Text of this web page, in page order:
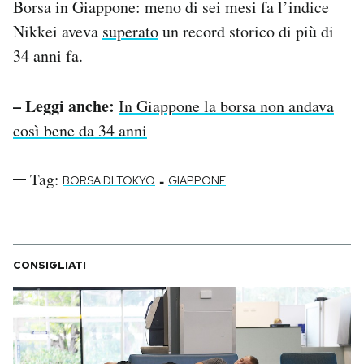
Borsa in Giappone: meno di sei mesi fa l’indice
Nikkei aveva superatoun record storico di più di
34 anni fa.
– Leggi anche: In Giappone la borsa non andava
così bene da 34 anni
Tag: BORSA DI TOKYO - GIAPPONE
CONSIGLIATI